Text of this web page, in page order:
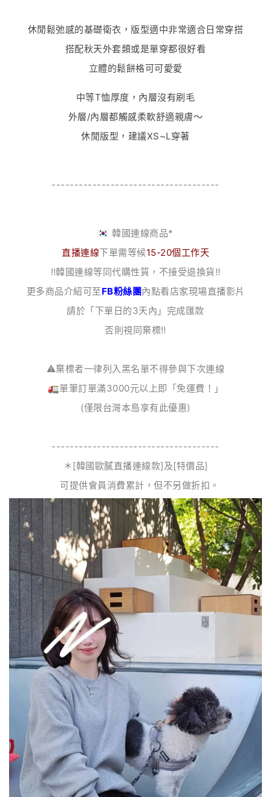
休閒鬆弛感的基礎衛衣，版型適中非常適合日常穿搭
搭配秋天外套類或是單穿都很好看
立體的鬆餅格可可愛愛
中等T恤厚度，內層沒有刷毛
外層/內層都觸感柔軟舒適親膚～
休閒版型，建議XS~L穿著
-------------------------------------
🇰🇷 韓國連線商品*
直播連線下單需等候15-20個工作天
‼️韓國連線等同代購性質，不接受退換貨‼️
更多商品介紹可至FB粉絲團內點看店家現場直播影片
請於「下單日的3天內」完成匯款
否則視同棄標‼️
⚠️棄標者一律列入黑名單不得參與下次連線
🚛單筆訂單滿3000元以上即「免運費！」
(僅限台灣本島享有此優惠)
-------------------------------------
＊[韓國歐膩直播連線款]及[特價品]
可提供會員消費累計，但不另做折扣。